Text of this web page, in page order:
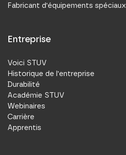
Fabricant d'équipements spéciaux
Entreprise
Voici STUV
Historique de l'entreprise
Durabilité
Académie STUV
Webinaires
Carrière
Apprentis